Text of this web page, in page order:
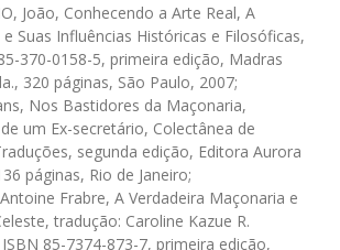
João, Conhecendo a Arte Real, A
Suas Influências Históricas e Filosóficas,
370-0158-5, primeira edição, Madras
320 páginas, São Paulo, 2007;
Nos Bastidores da Maçonaria,
um Ex-secretário, Colectânea de
segunda edição, Editora Aurora
páginas, Rio de Janeiro;
Antoine Frabre, A Verdadeira Maçonaria e
tradução: Caroline Kazue R.
85-7374-873-7, primeira edição,